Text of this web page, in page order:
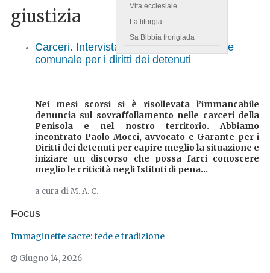
Vita ecclesiale
La liturgia
Sa Bibbia frorigiada
giustizia
Carceri. Intervista a Paolo Mocci, garante
comunale per i diritti dei detenuti
Nei mesi scorsi si è risollevata l’immancabile
denuncia sul sovraffollamento nelle carceri della
Penisola e nel nostro territorio. Abbiamo
incontrato Paolo Mocci, avvocato e Garante per i
Diritti dei detenuti per capire meglio la situazione e
iniziare un discorso che possa farci conoscere
meglio le criticità negli Istituti di pena...
a cura di M. A. C.
Focus
Immaginette sacre: fede e tradizione
Giugno 14, 2026